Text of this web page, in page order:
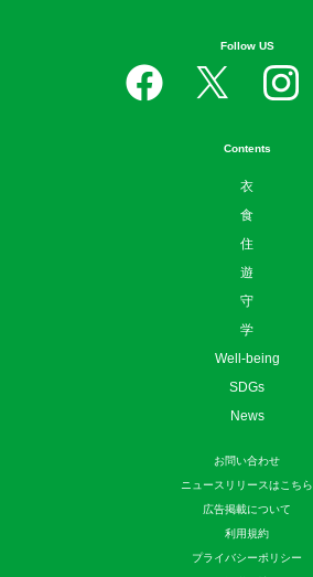
Follow US
Contents
衣
食
住
遊
守
学
Well-being
SDGs
News
お問い合わせ
ニュースリリースはこちら
広告掲載について
利用規約
プライバシーポリシー